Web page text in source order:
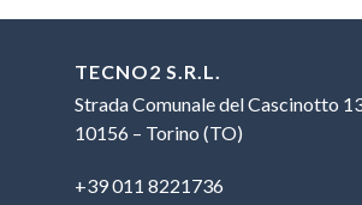
TECNO2 S.R.L.
Strada Comunale del Cascinotto
10156 – Torino (TO)
+39 011 8221736